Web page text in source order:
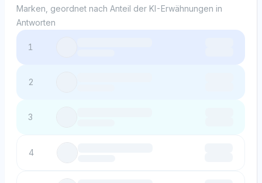
Marken, geordnet nach Anteil der KI-Erwähnungen in
Antworten
1
2
3
4